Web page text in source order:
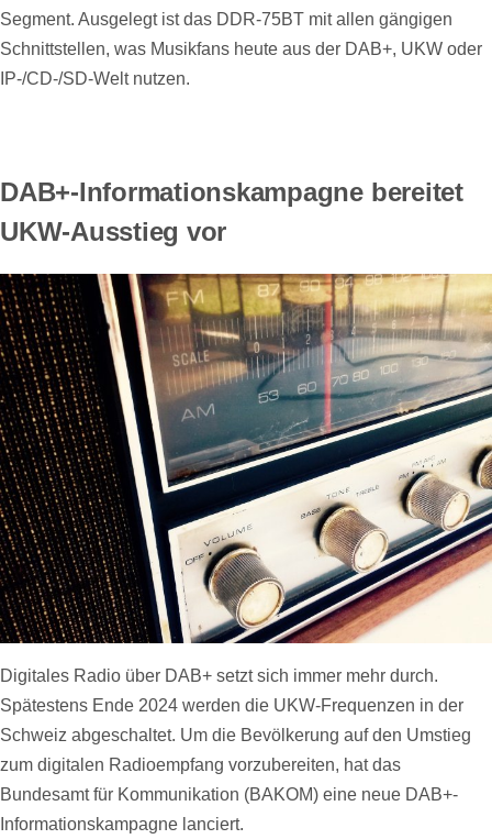
Segment. Ausgelegt ist das DDR-75BT mit allen gängigen
Schnittstellen, was Musikfans heute aus der DAB+, UKW oder
IP-/CD-/SD-Welt nutzen.
DAB+-Informationskampagne bereitet
UKW-Ausstieg vor
Digitales Radio über DAB+ setzt sich immer mehr durch.
Spätestens Ende 2024 werden die UKW-Frequenzen in der
Schweiz abgeschaltet. Um die Bevölkerung auf den Umstieg
zum digitalen Radioempfang vorzubereiten, hat das
Bundesamt für Kommunikation (BAKOM) eine neue DAB+-
Informationskampagne lanciert.